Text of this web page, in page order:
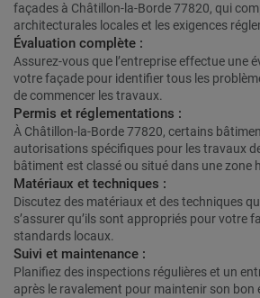
façades à Châtillon-la-Borde 77820, qui
architecturales locales et les exigences
Évaluation complète :
Assurez-vous que l’entreprise effectue une
votre façade pour identifier tous les
de commencer les travaux.
Permis et réglementations :
À Châtillon-la-Borde 77820, certains
autorisations spécifiques pour les travaux
bâtiment est classé ou situé dans une zone
Matériaux et techniques :
Discutez des matériaux et des techniques
s’assurer qu’ils sont appropriés pour votre
standards locaux.
Suivi et maintenance :
Planifiez des inspections régulières et un
après le ravalement pour maintenir son bon